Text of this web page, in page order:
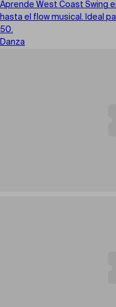
Aprende West Coast Swing
hasta el flow musical. Ideal
50.
Danza